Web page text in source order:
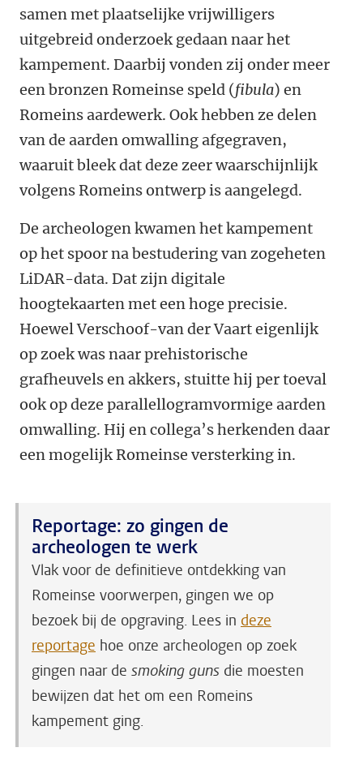
samen met plaatselijke vrijwilligers
uitgebreid onderzoek gedaan naar het
kampement. Daarbij vonden zij onder meer
een bronzen Romeinse speld (fibula) en
Romeins aardewerk. Ook hebben ze delen
van de aarden omwalling afgegraven,
waaruit bleek dat deze zeer waarschijnlijk
volgens Romeins ontwerp is aangelegd.
De archeologen kwamen het kampement
op het spoor na bestudering van zogeheten
LiDAR-data. Dat zijn digitale
hoogtekaarten met een hoge precisie.
Hoewel Verschoof-van der Vaart eigenlijk
op zoek was naar prehistorische
grafheuvels en akkers, stuitte hij per toeval
ook op deze parallellogramvormige aarden
omwalling. Hij en collega’s herkenden daar
een mogelijk Romeinse versterking in.
Reportage: zo gingen de
archeologen te werk
Vlak voor de definitieve ontdekking van
Romeinse voorwerpen, gingen we op
bezoek bij de opgraving. Lees in deze
reportage hoe onze archeologen op zoek
gingen naar de smoking guns die moesten
bewijzen dat het om een Romeins
kampement ging.